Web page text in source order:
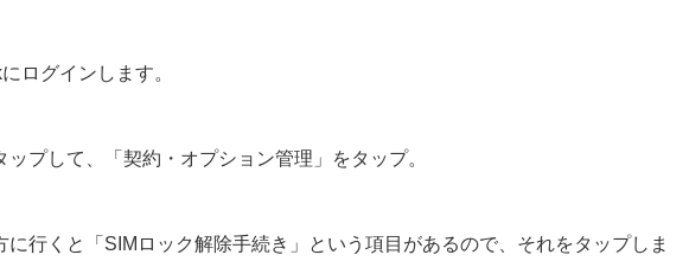
ログインします。
ップして、「契約・オプション管理」をタップ。
に行くと「SIMロック解除手続き」という項目があるので、それをタップしま